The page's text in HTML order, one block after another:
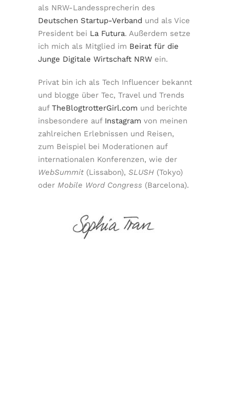
als NRW-Landessprecherin des
Deutschen Startup-Verband und als Vice
President bei La Futura. Außerdem setze
ich mich als Mitglied im Beirat für die
Junge Digitale Wirtschaft NRW ein.
Privat bin ich als Tech Influencer bekannt
und blogge über Tec, Travel und Trends
auf TheBlogtrotterGirl.com und berichte
insbesondere auf Instagram von meinen
zahlreichen Erlebnissen und Reisen,
zum Beispiel bei Moderationen auf
internationalen Konferenzen, wie der
WebSummit (Lissabon), SLUSH (Tokyo)
oder Mobile Word Congress (Barcelona).